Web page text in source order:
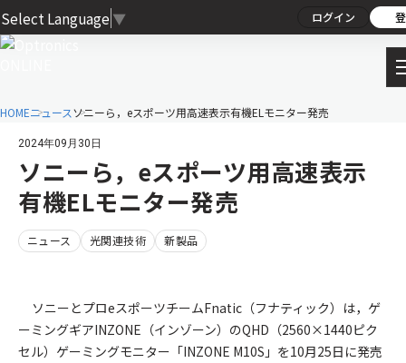
Select Language ▼ ログイン
HOMEニュースソニーら，eスポーツ用高速表示有機ELモニター発売
2024年09月30日
ソニーら，eスポーツ用高速表示
有機ELモニター発売
ニュース 光関連技術 新製品
ソニーとプロeスポーツチームFnatic（フナティック）は，ゲ
ーミングギアINZONE（インゾーン）のQHD（2560×1440ピク
セル）ゲーミングモニター「INZONE M10S」を10月25日に発売